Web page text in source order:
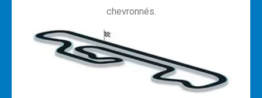
chevronnés.